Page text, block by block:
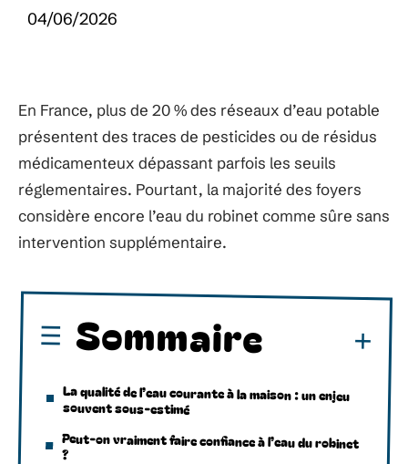
04/06/2026
En France, plus de 20 % des réseaux d’eau potable
présentent des traces de pesticides ou de résidus
médicamenteux dépassant parfois les seuils
réglementaires. Pourtant, la majorité des foyers
considère encore l’eau du robinet comme sûre sans
intervention supplémentaire.
Sommaire
La qualité de l’eau courante à la maison : un enjeu
souvent sous-estimé
Peut-on vraiment faire confiance à l’eau du robinet
?